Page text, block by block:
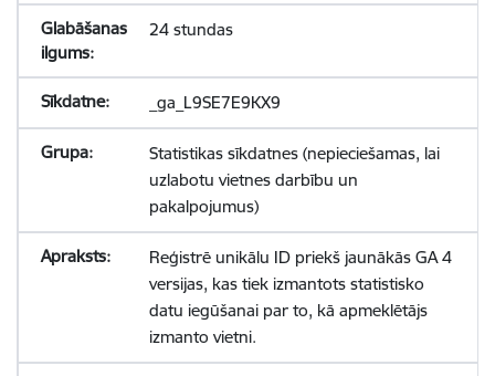
24 stundas
_ga_L9SE7E9KX9
Statistikas sīkdatnes (nepieciešamas, lai
uzlabotu vietnes darbību un
pakalpojumus)
Reģistrē unikālu ID priekš jaunākās GA 4
versijas, kas tiek izmantots statistisko
datu iegūšanai par to, kā apmeklētājs
izmanto vietni.